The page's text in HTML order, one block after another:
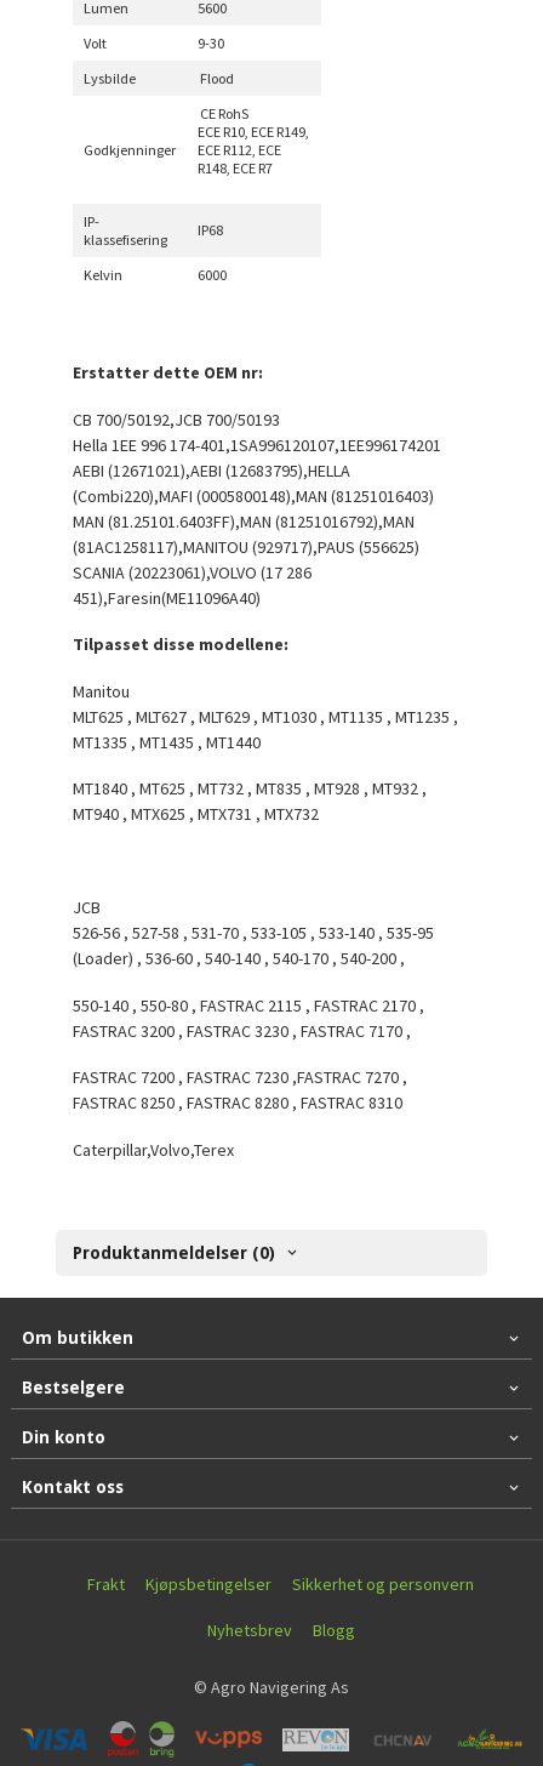
Lumen
5600
Volt
9-30
Lysbilde
Flood
Godkjenninger
CE RohS
ECE R10, ECE R149,
ECE R112, ECE
R148, ECE R7
IP-
klassefisering
IP68
Kelvin 6000
Erstatter dette OEM nr:
CB 700/50192,JCB 700/50193
Hella 1EE 996 174-401,1SA996120107,1EE996174201
AEBI (12671021),AEBI (12683795),HELLA
(Combi220),MAFI (0005800148),MAN (81251016403)
MAN (81.25101.6403FF),MAN (81251016792),MAN
(81AC1258117),MANITOU (929717),PAUS (556625)
SCANIA (20223061),VOLVO (17 286
451),Faresin(ME11096A40)
Tilpasset disse modellene:
Manitou
MLT625 , MLT627 , MLT629 , MT1030 , MT1135 , MT1235 ,
MT1335 , MT1435 , MT1440
MT1840 , MT625 , MT732 , MT835 , MT928 , MT932 ,
MT940 , MTX625 , MTX731 , MTX732
JCB
526-56 , 527-58 , 531-70 , 533-105 , 533-140 , 535-95
(Loader) , 536-60 , 540-140 , 540-170 , 540-200 ,
550-140 , 550-80 , FASTRAC 2115 , FASTRAC 2170 ,
FASTRAC 3200 , FASTRAC 3230 , FASTRAC 7170 ,
FASTRAC 7200 , FASTRAC 7230 ,FASTRAC 7270 ,
FASTRAC 8250 , FASTRAC 8280 , FASTRAC 8310
Caterpillar,Volvo,Terex
Produktanmeldelser (0)
Om butikken
Bestselgere
Din konto
Kontakt oss
Frakt Kjøpsbetingelser Sikkerhet og personvern
Nyhetsbrev Blogg
© Agro Navigering As